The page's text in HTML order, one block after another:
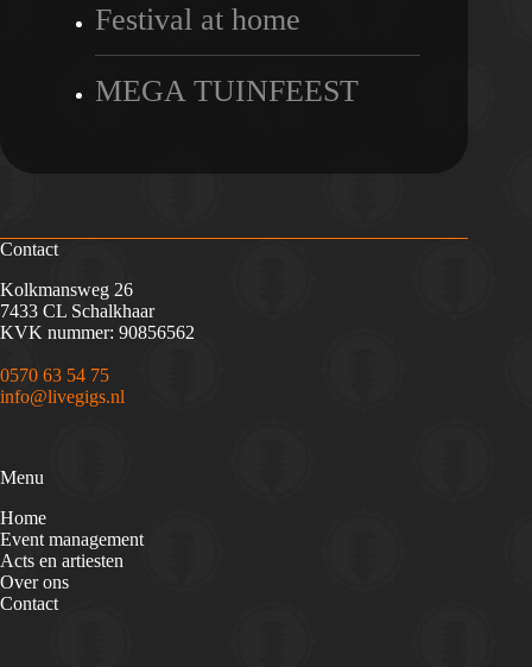
Festival at home
MEGA TUINFEEST
Contact
Kolkmansweg 26
7433 CL Schalkhaar
KVK nummer: 90856562
0570 63 54 75
info@livegigs.nl
Menu
Home
Event management
Acts en artiesten
Over ons
Contact